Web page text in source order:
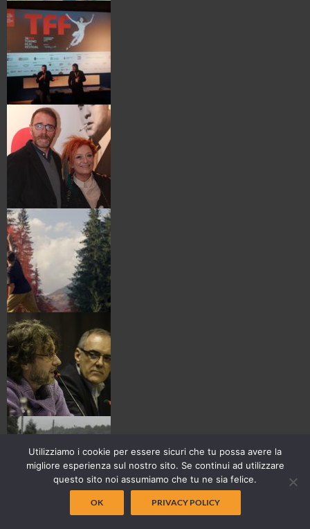
Utilizziamo i cookie per essere sicuri che tu possa avere la
migliore esperienza sul nostro sito. Se continui ad utilizzare
questo sito noi assumiamo che tu ne sia felice.
OK PRIVACY POLICY